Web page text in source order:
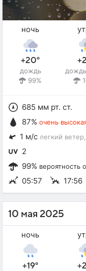
ночь
+20°
дождь
99%
685 мм рт. ст.
87% очень
1 м/с легкий ветер
2
99% вероятность
05:57 17:56
10 мая 2025
ночь
+19°